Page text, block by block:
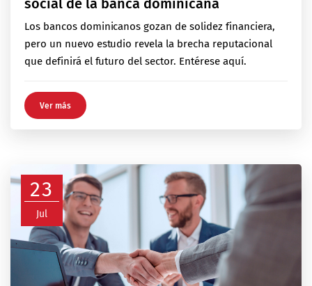
social de la banca dominicana
Los bancos dominicanos gozan de solidez financiera,
pero un nuevo estudio revela la brecha reputacional
que definirá el futuro del sector. Entérese aquí.
Ver más
23
Jul